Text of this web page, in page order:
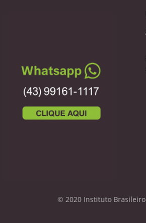
© 2020 Instituto